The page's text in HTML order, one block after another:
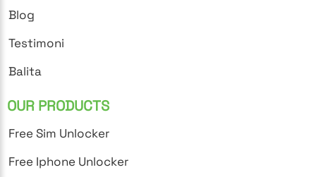
Blog
Testimoni
Balita
OUR PRODUCTS
Free Sim Unlocker
Free Iphone Unlocker